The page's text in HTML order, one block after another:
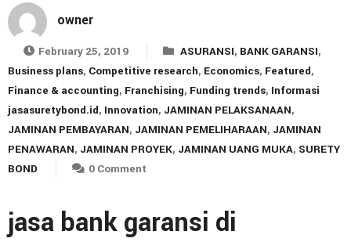
owner
February 25, 2019 ASURANSI, BANK GARANSI,
Business plans, Competitive research, Economics, Featured,
Finance & accounting, Franchising, Funding trends, Informasi
jasasuretybond.id, Innovation, JAMINAN PELAKSANAAN,
JAMINAN PEMBAYARAN, JAMINAN PEMELIHARAAN, JAMINAN
PENAWARAN, JAMINAN PROYEK, JAMINAN UANG MUKA, SURETY
BOND
0 Comment
jasa bank garansi di